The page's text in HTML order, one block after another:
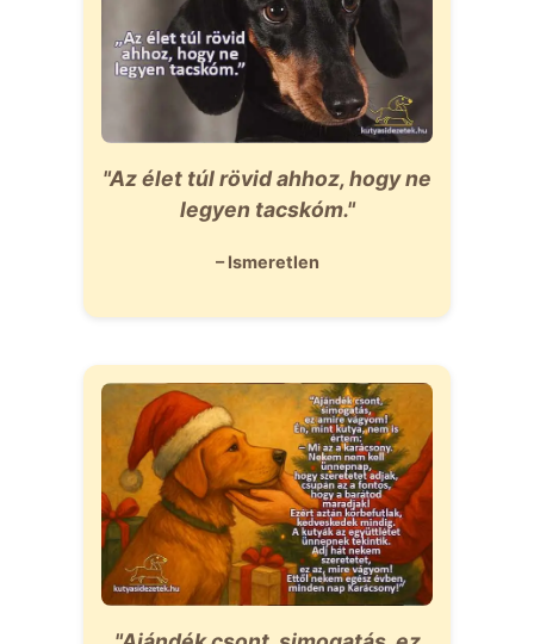
"Az élet túl rövid ahhoz, hogy ne
legyen tacskóm."
– Ismeretlen